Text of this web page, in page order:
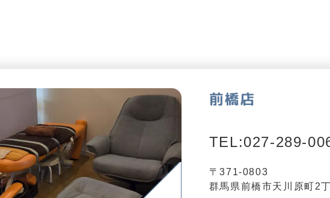
前橋店
TEL:027-289-
〒371-0803
群馬県前橋市天川原町2